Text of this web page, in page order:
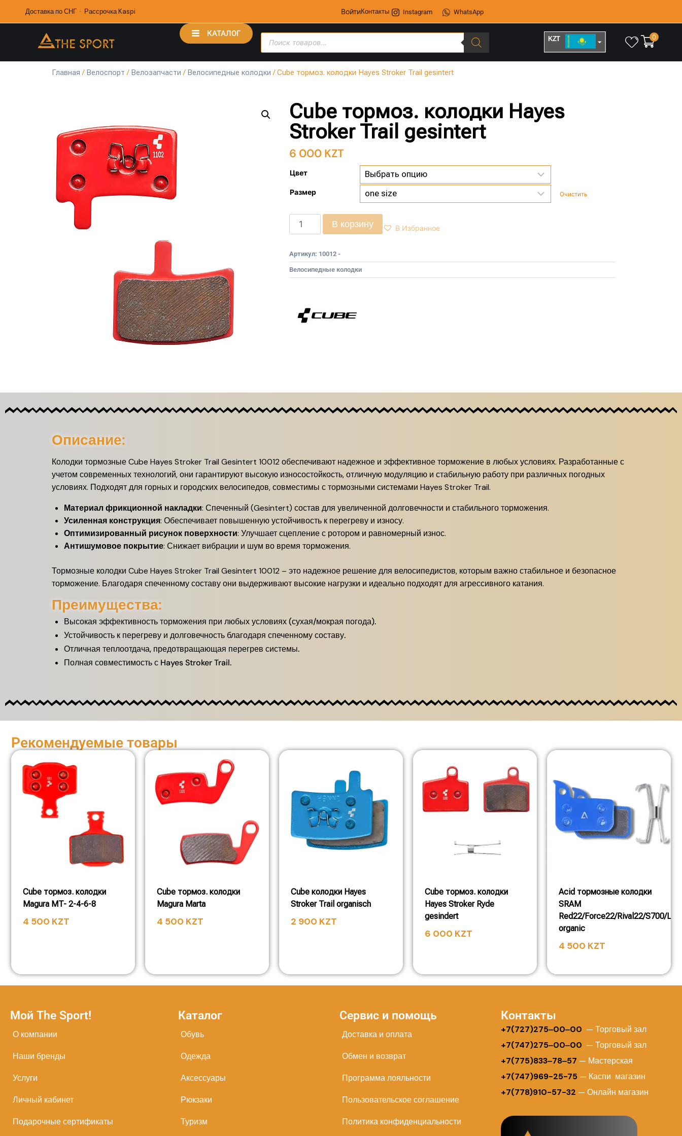
Доставка по СНГ · Рассрочка Kaspi ВойтиКонтакты Instagram WhatsApp
КАТАЛОГ
KZT 0
Главная / Велоспорт / Велозапчасти / Велосипедные колодки / Cube тормоз. колодки Hayes Stroker Trail gesintert
Cube тормоз. колодки Hayes
Stroker Trail gesintert
6 000 KZT
Цвет
Размер Очистить
В корзину В Избранное
Артикул: 10012 -
Велосипедные колодки
Описание:
Колодки тормозные Cube Hayes Stroker Trail Gesintert 10012 обеспечивают надежное и эффективное торможение в любых условиях. Разработанные с
учетом современных технологий, они гарантируют высокую износостойкость, отличную модуляцию и стабильную работу при различных погодных
условиях. Подходят для горных и городских велосипедов, совместимы с тормозными системами Hayes Stroker Trail.
Материал фрикционной накладки: Спеченный (Gesintert) состав для увеличенной долговечности и стабильного торможения.
Усиленная конструкция: Обеспечивает повышенную устойчивость к перегреву и износу.
Оптимизированный рисунок поверхности: Улучшает сцепление с ротором и равномерный износ.
Антишумовое покрытие: Снижает вибрации и шум во время торможения.
Тормозные колодки Cube Hayes Stroker Trail Gesintert 10012 – это надежное решение для велосипедистов, которым важно стабильное и безопасное
торможение. Благодаря спеченному составу они выдерживают высокие нагрузки и идеально подходят для агрессивного катания.
Преимущества:
Высокая эффективность торможения при любых условиях (сухая/мокрая погода).
Устойчивость к перегреву и долговечность благодаря спеченному составу.
Отличная теплоотдача, предотвращающая перегрев системы.
Полная совместимость с Hayes Stroker Trail.
Рекомендуемые товары
Cube тормоз. колодки
Magura MT- 2-4-6-8
4 500 KZT
Cube тормоз. колодки
Magura Marta
4 500 KZT
Cube колодки Hayes
Stroker Trail organisch
2 900 KZT
Cube тормоз. колодки
Hayes Stroker Ryde
gesindert
6 000 KZT
Acid тормозные колодки
SRAM
Red22/Force22/Rival22/S700/
organic
4 500 KZT
Мой The Sport!
О компании
Наши бренды
Услуги
Личный кабинет
Подарочные сертификаты
Каталог
Обувь
Одежда
Аксессуары
Рюкзаки
Туризм
Сервис и помощь
Доставка и оплата
Обмен и возврат
Программа лояльности
Пользовательское соглашение
Политика конфиденциальности
Контакты
+7(727)275‒00‒00 — Торговый зал
+7(747)275‒00‒00 — Торговый зал
+7(775)833‒78‒57 — Мастерская
+7(747)969-25-75— Каспи магазин
+7(778)910-57-32 — Онлайн магазин